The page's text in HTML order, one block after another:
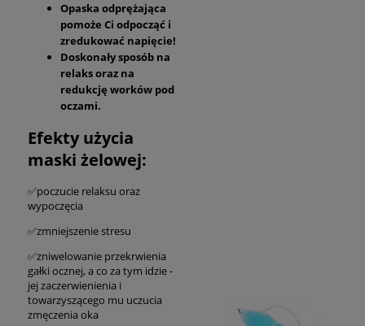
Opaska odprężająca
pomoże Ci odpocząć i
zredukować napięcie!
Doskonały sposób na
relaks oraz na
redukcję worków pod
oczami.
Efekty użycia
maski żelowej:
✅poczucie relaksu oraz
wypoczęcia
✅zmniejszenie stresu
✅zniwelowanie przekrwienia
gałki ocznej, a co za tym idzie -
jej zaczerwienienia i
towarzyszącego mu uczucia
zmęczenia oka